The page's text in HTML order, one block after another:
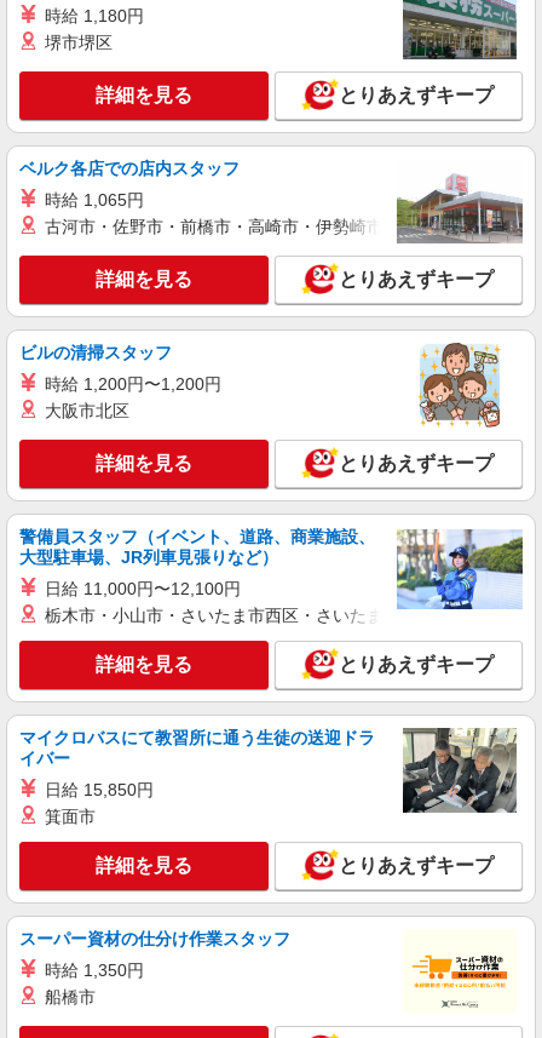
サミットストア 新座片山店
時給1141円 ★22時以降は平日時給の3割増！
（22時以降の勤務がある場合）
■サミットストア 新座片山店 埼玉県新座市
片山3-10-50
キープ 詳細を見る
パート
サミットストア 新座片山店
スーパー店内青果スタッフ
（22時以降の勤務がある場合）
■サミットストア 新座片山店 埼玉県新座市
キープ 詳細を見る
パート
いなげや 新座東店
食品スーパースタッフ（ベーカリー）
時給：1204円（ベーカリー） ※曜日・時間帯
125円増 ★学生以外の長期希望の方はパート対象
です。 ★職種を限定しての募集のため、勤務時
間・曜日の項目をご確認ください。
埼玉県新座市東3-1-1
キープ 詳細を見る
パート
いなげや 新座野寺店
魚、一般食品）
時給：1413円（寿司・鮮魚） 時給：1226円
（ベーカリー・一般食品） ※曜日・時間帯によっ
て加算 ▼詳細は以下の通り 日・祝日／時給125円
増 7:00〜8:00／時給200円増 ★学生以外の長期希
望の方はパート対象です。 ★職種を限定しての募
集のため、勤務時間・曜日の項目をご確認くださ
埼玉県新座市野寺2-6-38
キープ 詳細を見る
時給 1,180円
堺市堺区
詳細を見る とりあえずキープ
ベルク各店での店内スタッフ
時給 1,065円
古河市・佐野市・前橋市・高崎市・伊勢崎市・太田市・館林市
詳細を見る とりあえずキープ
ビルの清掃スタッフ
時給 1,200円〜1,200円
大阪市北区
詳細を見る とりあえずキープ
警備員スタッフ（イベント、道路、商業施設、
大型駐車場、JR列車見張りなど）
日給 11,000円〜12,100円
栃木市・小山市・さいたま市西区・さいたま市岩槻区・久喜市・
詳細を見る とりあえずキープ
マイクロバスにて教習所に通う生徒の送迎ドラ
イバー
日給 15,850円
箕面市
詳細を見る とりあえずキープ
スーパー資材の仕分け作業スタッフ
時給 1,350円
船橋市